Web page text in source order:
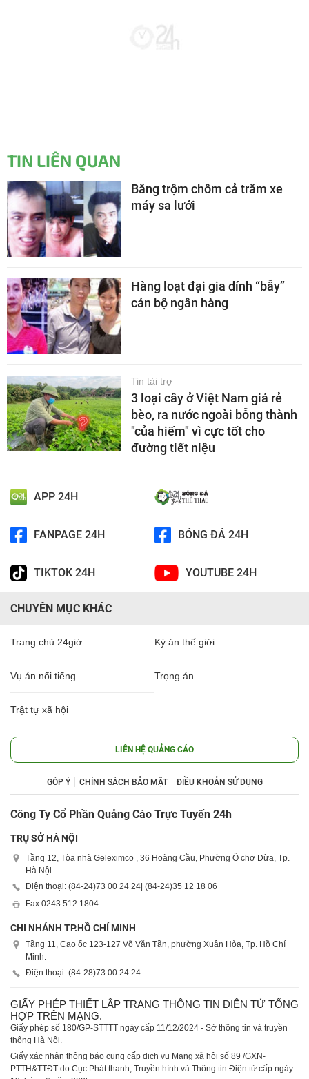
TIN LIÊN QUAN
Băng trộm chôm cả trăm xe
máy sa lưới
Hàng loạt đại gia dính “bẫy”
cán bộ ngân hàng
Tin tài trợ
3 loại cây ở Việt Nam giá rẻ
bèo, ra nước ngoài bỗng thành
"của hiếm" vì cực tốt cho
đường tiết niệu
APP 24H
FANPAGE 24H BÓNG ĐÁ 24H
TIKTOK 24H YOUTUBE 24H
CHUYÊN MỤC KHÁC
Trang chủ 24giờ Kỳ án thế giới
Vụ án nổi tiếng Trọng án
Trật tự xã hội
LIÊN HỆ QUẢNG CÁO
GÓP Ý CHÍNH SÁCH BẢO MẬT ĐIỀU KHOẢN SỬ DỤNG
Công Ty Cổ Phần Quảng Cáo Trực Tuyến 24h
TRỤ SỞ HÀ NỘI
Tầng 12, Tòa nhà Geleximco , 36 Hoàng Cầu, Phường Ô chợ Dừa, Tp.
Hà Nội
Điện thoại: (84-24)73 00 24 24 | (84-24)35 12 18 06
Fax:0243 512 1804
CHI NHÁNH TP.HỒ CHÍ MINH
Tầng 11, Cao ốc 123-127 Võ Văn Tần, phường Xuân Hòa, Tp. Hồ Chí
Minh.
Điện thoại: (84-28)73 00 24 24
GIẤY PHÉP THIẾT LẬP TRANG THÔNG TIN ĐIỆN TỬ TỔNG
HỢP TRÊN MẠNG.
Giấy phép số 180/GP-STTTT ngày cấp 11/12/2024 - Sở thông tin và truyền
thông Hà Nội.
Giấy xác nhận thông báo cung cấp dịch vụ Mạng xã hội số 89 /GXN-
PTTH&TTĐT do Cục Phát thanh, Truyền hình và Thông tin Điện tử cấp ngày